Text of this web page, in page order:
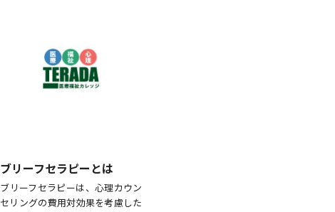
ブリーフセラピーとは
ブリーフセラピーは、心理カウン
セリングの費用対効果を考慮した